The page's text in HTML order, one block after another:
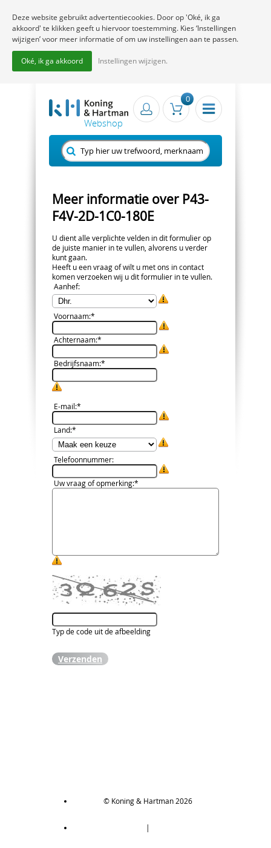
0
Meer informatie over P43-
F4V-2D-1C0-180E
U dient alle verplichte velden in dit formulier op
de juiste manier in te vullen, alvorens u verder
kunt gaan.
Heeft u een vraag of wilt u met ons in contact
komen verzoeken wij u dit formulier in te vullen.
Aanhef:
Voornaam:*
Achternaam:*
Bedrijfsnaam:*
E-mail:*
Land:*
Telefoonnummer:
Uw vraag of opmerking:*
Typ de code uit de afbeelding
Verzenden
© Koning & Hartman 2026
|
Deze website gebruikt advertentiecookies. Door op 'Oké, ik ga
akkoord' te klikken geeft u hiervoor toestemming. Kies ‘Instellingen
wijzigen’ voor meer informatie of om uw instellingen aan te passen.
Oké, ik ga akkoord Instellingen wijzigen.